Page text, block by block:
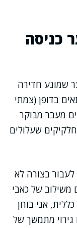
כניסה
שמונע חדירה
בדופן (צמתי
מעבר מבוקר
שעלולים
לעבור בצורה לא
של כאבי
אני בוחן
מתמשך של